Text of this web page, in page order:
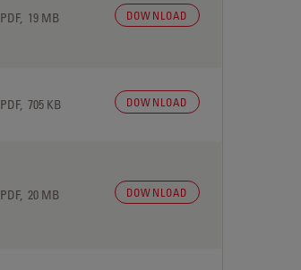
PDF, 19 MB DOWNLOAD
PDF, 705 KB DOWNLOAD
PDF, 20 MB DOWNLOAD